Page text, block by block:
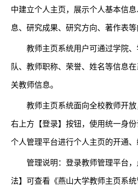
中建立个人主页，展示个人基本信
息、研究成果、研究方向、著作表等
教师主页系统用户可通过学院
队、教师职称、荣誉、姓名等信息
关教师信息。
教师主页系统面向全校教师开
右上方【登录】按钮，使用统一身
个人管理平台进行个人主页的开通、
管理说明：登录教师管理平台
法】可查看《燕山大学教师主页系统